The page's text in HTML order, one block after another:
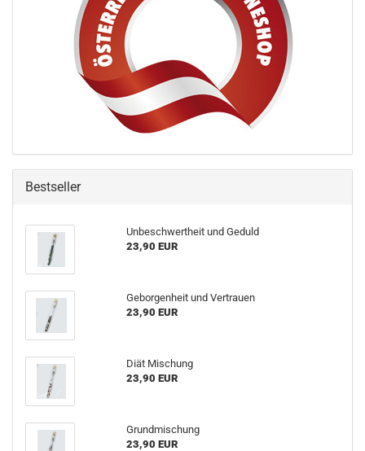
Bestseller
Unbeschwertheit und Geduld
23,90 EUR
Geborgenheit und Vertrauen
23,90 EUR
Diät Mischung
23,90 EUR
Grundmischung
23,90 EUR